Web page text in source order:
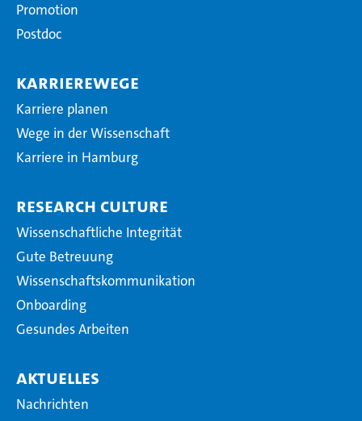
Promotion
Postdoc
Karrierewege
Karriere planen
Wege in der Wissenschaft
Karriere in Hamburg
Research Culture
Wissenschaftliche Integrität
Gute Betreuung
Wissenschaftskommunikation
Onboarding
Gesundes Arbeiten
Aktuelles
Nachrichten